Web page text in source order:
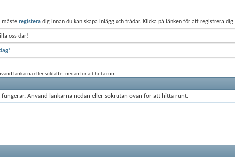
måste registera dig innan du kan skapa inlägg och trådar. Klicka på länken för att registrera dig.
oss där!
länkarna eller sökfältet nedan för att hitta runt.
Använd länkarna nedan eller sökrutan ovan för att hitta runt.